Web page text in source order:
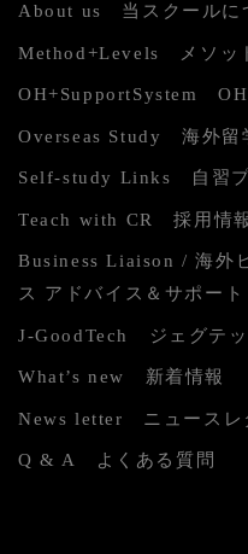
About us 当スクールに
Method+Levels メソッ
OH+SupportSystem
Overseas Study 海外留
Self-study Links 自習プ
Teach with CR 採用情報
Business Liaison / 海外
ス アドバイス＆サポート
J-GoodTech ジェグテッ
What’s new 新着情報
News letter ニュースレ
Q & A よくある質問